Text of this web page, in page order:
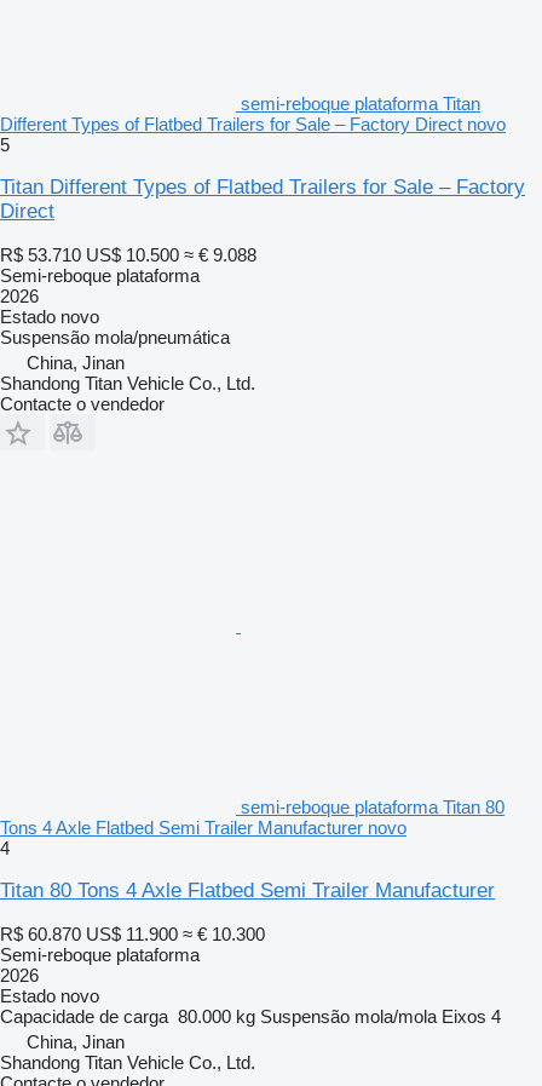
semi-reboque plataforma Titan
Different Types of Flatbed Trailers for Sale – Factory Direct novo
5
Titan Different Types of Flatbed Trailers for Sale – Factory
Direct
R$ 53.710 US$ 10.500 ≈ € 9.088
Semi-reboque plataforma
2026
Estado novo
Suspensão mola/pneumática
China, Jinan
Shandong Titan Vehicle Co., Ltd.
Contacte o vendedor
semi-reboque plataforma Titan 80
Tons 4 Axle Flatbed Semi Trailer Manufacturer novo
4
Titan 80 Tons 4 Axle Flatbed Semi Trailer Manufacturer
R$ 60.870 US$ 11.900 ≈ € 10.300
Semi-reboque plataforma
2026
Estado novo
Capacidade de carga 80.000 kg Suspensão mola/mola Eixos 4
China, Jinan
Shandong Titan Vehicle Co., Ltd.